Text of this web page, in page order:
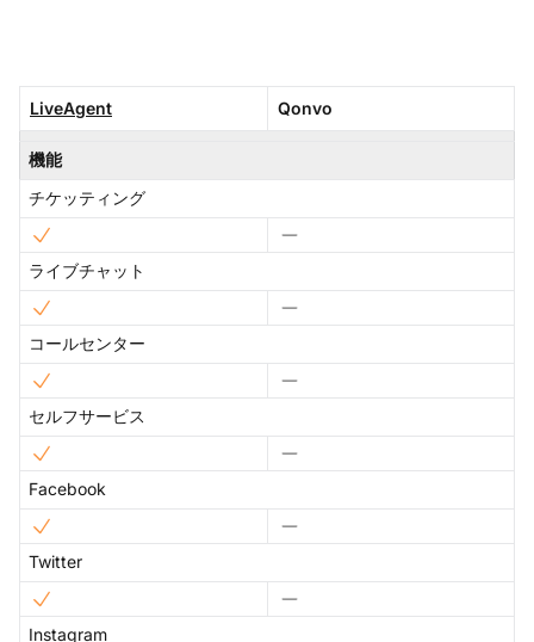
LiveAgent Qonvo
機能
チケッティング
ライブチャット
コールセンター
セルフサービス
Facebook
Twitter
Instagram